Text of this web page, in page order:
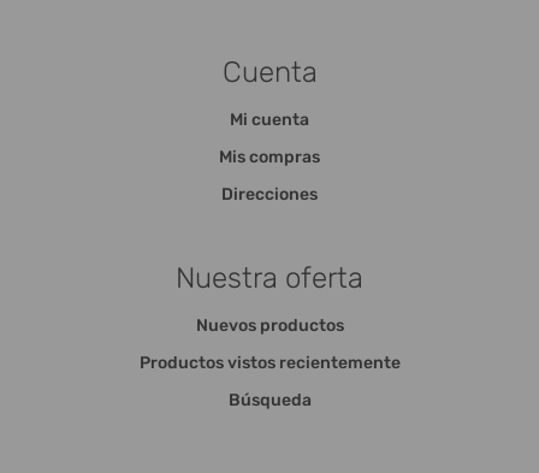
Cuenta
Mi cuenta
Mis compras
Direcciones
Nuestra oferta
Nuevos productos
Productos vistos recientemente
Búsqueda